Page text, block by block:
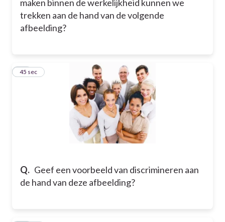
maken binnen de werkelijkheid kunnen we
trekken aan de hand van de volgende
afbeelding?
Q. Geef een voorbeeld van discrimineren aan
de hand van deze afbeelding?
16
45 sec